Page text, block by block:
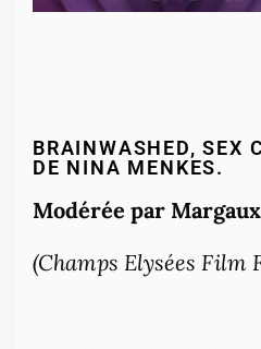
BRAINWASHED, SEX
DE NINA MENKES.
Modérée par
(Champs Elysées Film